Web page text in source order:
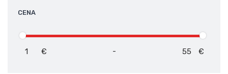
CENA
€ - €